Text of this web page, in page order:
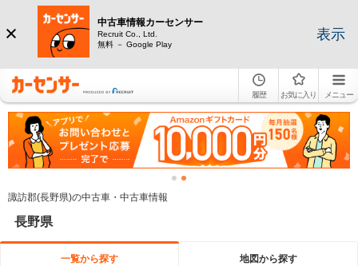
中古車情報カーセンサー
Recruit Co., Ltd.
無料 － Google Play
表示
履歴 お気に入り メニュー
諏訪郡(長野県)の中古車・中古車情報
長野県
一覧から探す 地図から探す